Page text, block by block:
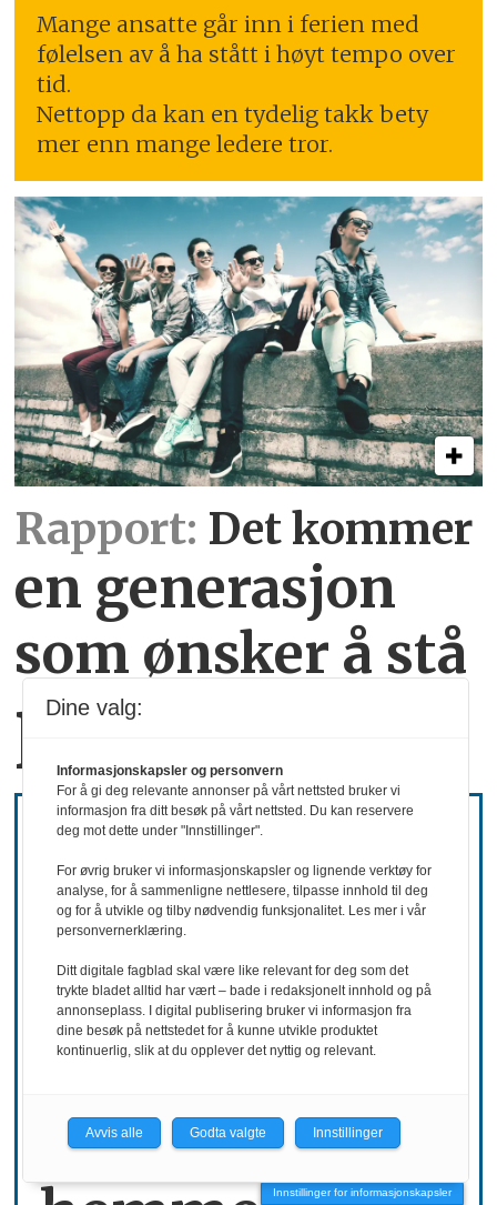
Mange ansatte går inn i ferien med
følelsen av å ha stått i høyt tempo over
tid.
Nettopp da kan en tydelig takk bety
mer enn mange ledere tror.
Rapport: Det kommer
en generasjon
som ønsker å stå
på egne bein
Ønsker mer
Innstillinger for informasjonskapsler
Dine valg:
Informasjonskapsler og personvern
For å gi deg relevante annonser på vårt nettsted bruker vi
informasjon fra ditt besøk på vårt nettsted. Du kan reservere
deg mot dette under "Innstillinger".
For øvrig bruker vi informasjonskapsler og lignende verktøy for
analyse, for å sammenligne nettlesere, tilpasse innhold til deg
og for å utvikle og tilby nødvendig funksjonalitet. Les mer i vår
personvernerklæring.
Ditt digitale fagblad skal være like relevant for deg som det
trykte bladet alltid har vært – bade i redaksjonelt innhold og på
annonseplass. I digital publisering bruker vi informasjon fra
dine besøk på nettstedet for å kunne utvikle produktet
kontinuerlig, slik at du opplever det nyttig og relevant.
Avvis alle Godta valgte Innstillinger